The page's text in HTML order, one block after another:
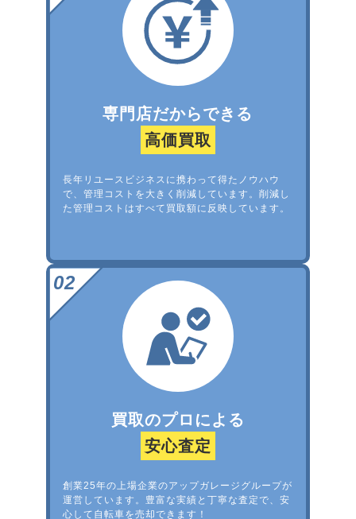
専門店だからできる
高価買取
長年リユースビジネスに携わって得たノウハウ
で、管理コストを大きく削減しています。削減し
た管理コストはすべて買取額に反映しています。
買取のプロによる
安心査定
創業25年の上場企業のアップガレージグループが
運営しています。豊富な実績と丁寧な査定で、安
心して自転車を売却できます！